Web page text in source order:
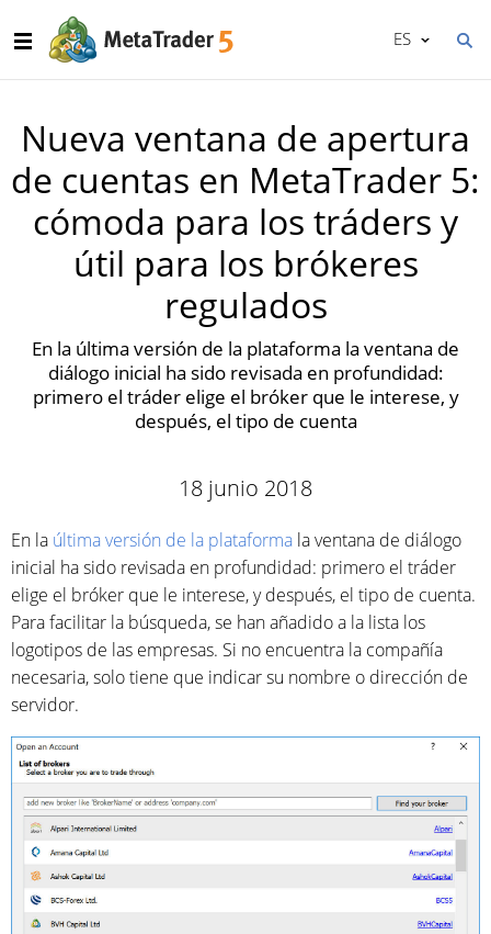
ES
Nueva ventana de apertura
de cuentas en MetaTrader 5:
cómoda para los tráders y
útil para los brókeres
regulados
En la última versión de la plataforma la ventana de
diálogo inicial ha sido revisada en profundidad:
primero el tráder elige el bróker que le interese, y
después, el tipo de cuenta
18 junio 2018
En la última versión de la plataforma la ventana de diálogo
inicial ha sido revisada en profundidad: primero el tráder
elige el bróker que le interese, y después, el tipo de cuenta.
Para facilitar la búsqueda, se han añadido a la lista los
logotipos de las empresas. Si no encuentra la compañía
necesaria, solo tiene que indicar su nombre o dirección de
servidor.